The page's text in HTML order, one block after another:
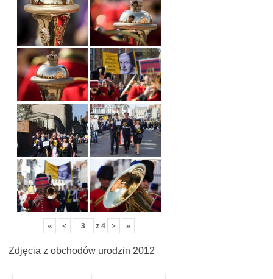
« < z4 > »
Zdjęcia z obchodów urodzin 2012